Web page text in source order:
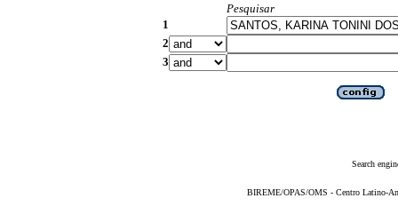
Pesquisar
1
2
3
Search
BIREME/OPAS/OMS - Centro Latino-